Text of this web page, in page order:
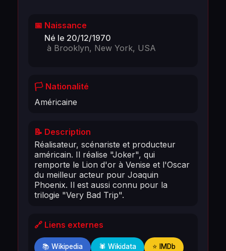
📅 Naissance
Né le 20/12/1970
à Brooklyn, New York, USA
🏳️ Nationalité
Américaine
📝 Description
Réalisateur, scénariste et producteur
américain. Il réalise "Joker", qui
remporte le Lion d'or à Venise et l'Oscar
du meilleur acteur pour Joaquin
Phoenix. Il est aussi connu pour la
trilogie "Very Bad Trip".
🔗 Liens externes
📚 Wikipedia 🕷️ Wikidata ⭐ IMDb